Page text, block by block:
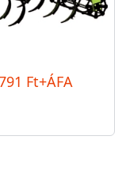
Ft+ÁFA